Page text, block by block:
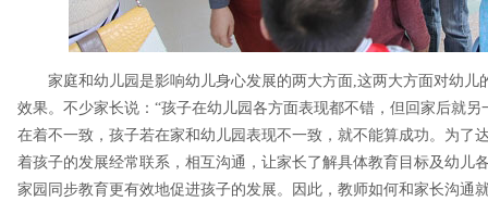
家庭和幼儿园是影响幼儿身心发展的两大方面,这两大方面对幼
效果。不少家长说：“孩子在幼儿园各方面表现都不错，但回家后就
在着不一致，孩子若在家和幼儿园表现不一致，就不能算成功。为了
着孩子的发展经常联系，相互沟通，让家长了解具体教育目标及幼儿
家园同步教育更有效地促进孩子的发展。因此，教师如何和家长沟通